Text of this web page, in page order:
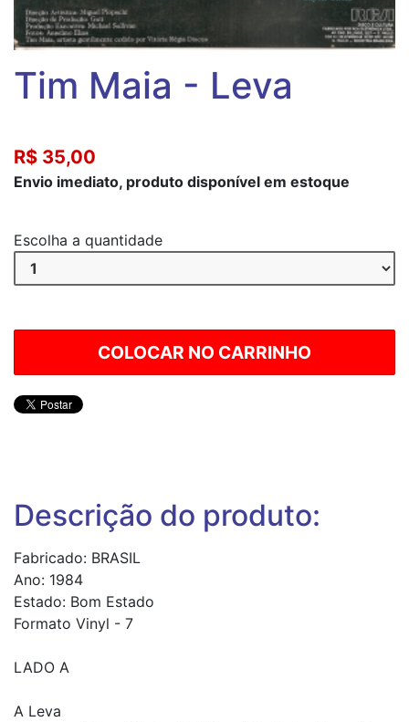
Tim Maia - Leva
R$ 35,00
Envio imediato, produto disponível em estoque
Escolha a quantidade
Descrição do produto:
Fabricado: BRASIL
Ano: 1984
Estado: Bom Estado
Formato Vinyl - 7
LADO A
A Leva